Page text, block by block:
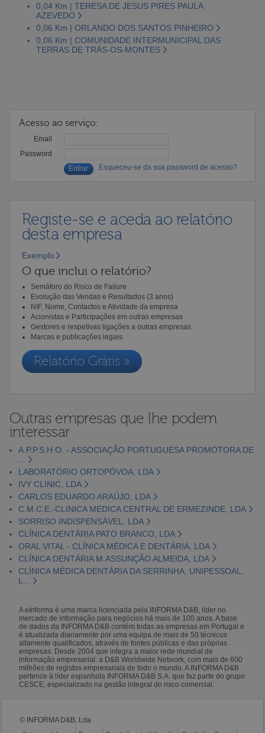
0,04 Km | TERESA DE JESUS PIRES PAULA
AZEVEDO
0,06 Km | ORLANDO DOS SANTOS PINHEIRO
0,06 Km | COMUNIDADE INTERMUNICIPAL DAS
TERRAS DE TRÁS-OS-MONTES
Acesso ao serviço:
Email
Password
Esqueceu-se da sua password de acesso?
Registe-se e aceda ao relatório
desta empresa
Exemplo
O que inclui o relatório?
Semáforo do Risco de Failure
Evolução das Vendas e Resultados (3 anos)
NIF, Nome, Contactos e Atividade da empresa
Acionistas e Participações em outras empresas
Gestores e respetivas ligações a outras empresas
Marcas e publicações legais
Relatório Grátis »
Outras empresas que lhe podem
interessar
A.P.P.S.H.O. - ASSOCIAÇÃO PORTUGUESA PROMOTORA DE
LABORATÓRIO ORTOPÓVOA, LDA
IVY CLINIC, LDA
CARLOS EDUARDO ARAÚJO, LDA
C.M.C.E.-CLINICA MEDICA CENTRAL DE ERMEZINDE, LDA
SORRISO INDISPENSÁVEL, LDA
CLÍNICA DENTÁRIA PATO BRANCO, LDA
ORAL VITAL - CLÍNICA MÉDICA E DENTÁRIA, LDA
CLÍNICA DENTÁRIA M.ASSUNÇÃO ALMEIDA, LDA
CLÍNICA MÉDICA DENTÁRIA DA SERRINHA, UNIPESSOAL,
L...
A eInforma é uma marca licenciada pela INFORMA D&B, líder no
mercado de informação para negócios há mais de 100 anos. A base
de dados da INFORMA D&B contém todas as empresas em Portugal e
é atualizada diariamente por uma equipa de mais de 50 técnicos
altamente qualificados, através de fontes públicas e das próprias
empresas. Desde 2004 que integra a maior rede mundial de
informação empresarial: a D&B Worldwide Network, com mais de 600
milhões de registos empresariais de todo o mundo. A INFORMA D&B
pertence à líder espanhola INFORMA D&B S.A. que faz parte do grupo
CESCE, especializado na gestão integral do risco comercial.
© INFORMA D&B, Lda